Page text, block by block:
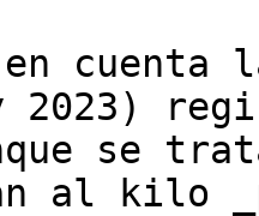
cuenta
2023)
se
al kilo